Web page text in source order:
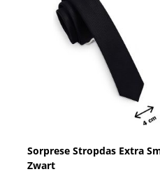
Sorprese Stropdas Extra
Zwart